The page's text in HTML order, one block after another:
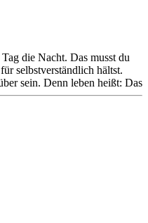
die Nacht. Das musst du
selbstverständlich hältst.
sein. Denn leben heißt: Das